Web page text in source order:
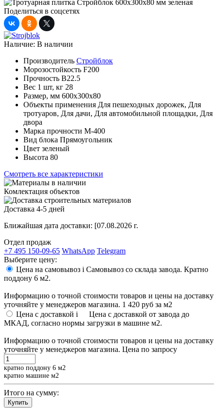
Поделиться в соцсетях
Наличие: В наличии
Производитель Стройблок
Морозостойкость F200
Прочность B22.5
Вес 1 шт, кг 28
Размер, мм 600x300x80
Объекты применения Для пешеходных дорожек, Для
тротуаров, Для дачи, Для автомобильной площадки, Для
двора
Марка прочности М-400
Вид блока Прямоугольник
Цвет зеленый
Высота 80
Смотреть все характеристики
Комлектация объектов
Доставка 4-5 дней
Ближайшая дата доставки: [07.08.2026 г.
Отдел продаж
+7 495 150-09-65 WhatsApp Telegram
Выберите цену:
Цена на самовывоз i Самовывоз со склада завода. Кратно
поддону 6 м2.
Информацию о точной стоимости товаров и цены на доставку
уточняйте у менеджеров магазина. 1 420 руб за м2
Цена с доставкой i
Цена с доставкой от завода до
МКАД, согласно нормы загрузки в машине м2.
Информацию о точной стоимости товаров и цены на доставку
уточняйте у менеджеров магазина. Цена по запросу
кратно поддону 6 м2
кратно машине м2
Итого на сумму:
Купить